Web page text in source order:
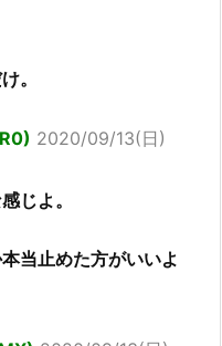
。
2020/09/13(日)
じよ。
当止めた方がいいよ